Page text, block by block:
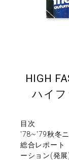
HIGH
ハイフ
目次
'78~'79秋冬
総合レポート
ーション(発